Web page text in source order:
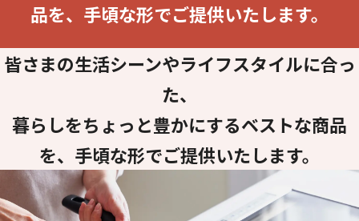
品を、手頃な形でご提供いたします。
皆さまの生活シーンやライフスタイルに合っ
た、
暮らしをちょっと豊かにするベストな商品
を、手頃な形でご提供いたします。